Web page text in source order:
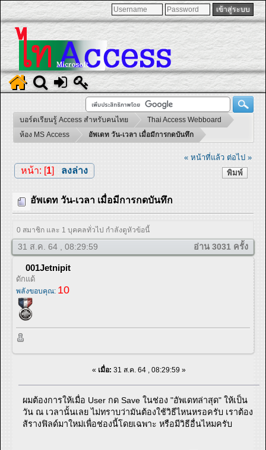
บอร์ดเรียนรู้ Access สำหรับคนไทย
Thai Access Webboard
ห้อง MS Access
อัพเดท วัน-เวลา เมื่อมีการกดบันทึก
« หน้าที่แล้ว ต่อไป »
พิมพ์
หน้า: [1] ลงล่าง
อัพเดท วัน-เวลา เมื่อมีการกดบันทึก
0 สมาชิก และ 1 บุคคลทั่วไป กำลังดูหัวข้อนี้
31 ส.ค. 64 , 08:29:59 อ่าน 3031 ครั้ง
001Jetnipit
ดักแด้
พลังขอบคุณ: 10
« เมื่อ: 31 ส.ค. 64 , 08:29:59 »
ผมต้องการให้เมื่อ User กด Save ในช่อง "อัพเดทล่าสุด" ให้เป็น
วัน ณ เวลานั้นเลย ไม่ทราบว่ามันต้องใช้วิธีไหนหรอครับ เราต้อง
ส้รางฟิลด์มาใหม่เพื่อช่องนี้โดยเฉพาะ หรือมีวิธีอื่นไหมครับ